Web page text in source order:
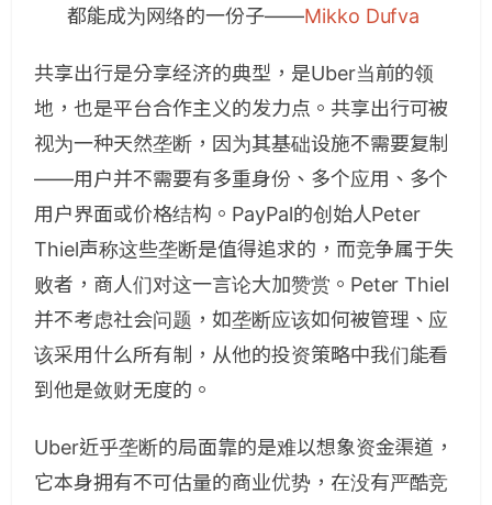
都能成为网络的一份子——Mikko Dufva
共享出行是分享经济的典型，是Uber当前的领
地，也是平台合作主义的发力点。共享出行可被
视为一种天然垄断，因为其基础设施不需要复制
——用户并不需要有多重身份、多个应用、多个
用户界面或价格结构。PayPal的创始人Peter
Thiel声称这些垄断是值得追求的，而竞争属于失
败者，商人们对这一言论大加赞赏。Peter Thiel
并不考虑社会问题，如垄断应该如何被管理、应
该采用什么所有制，从他的投资策略中我们能看
到他是敛财无度的。
Uber近乎垄断的局面靠的是难以想象资金渠道，
它本身拥有不可估量的商业优势，在没有严酷竞